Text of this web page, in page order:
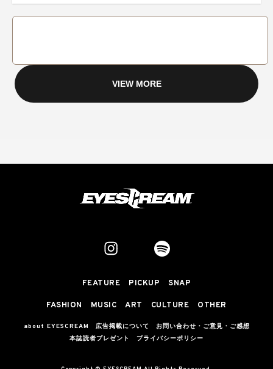
VIEW MORE
FEATURE PICKUP SNAP
FASHION MUSIC ART CULTURE OTHER
about EYESCREAM 広告掲載について
お問い合わせ・ご意見・ご感想
本誌読者プレゼント
プライバシーポリシー